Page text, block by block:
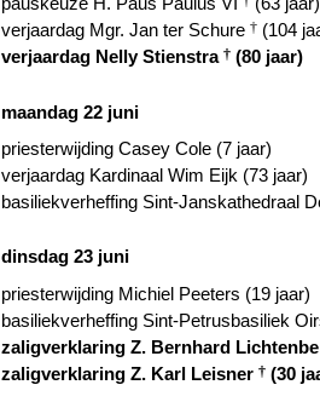
verjaardag Mgr. Jan ter Schure † (104
verjaardag Nelly Stienstra † (80 jaar)
maandag 22 juni
priesterwijding Casey Cole (7 jaar)
verjaardag Kardinaal Wim Eijk (73 jaar)
basiliekverheffing Sint-Janskathedraal
dinsdag 23 juni
priesterwijding Michiel Peeters (19 jaar)
basiliekverheffing Sint-Petrusbasiliek
zaligverklaring Z. Bernhard
zaligverklaring Z. Karl Leisner † (30